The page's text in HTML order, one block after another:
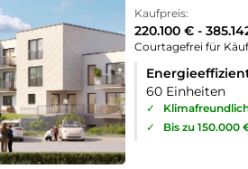
Kaufpreis:
220.100 € -
Courtagefrei für
60 Einheiten
✓
✓
Bis zu